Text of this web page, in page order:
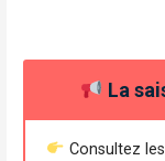
La
Consultez